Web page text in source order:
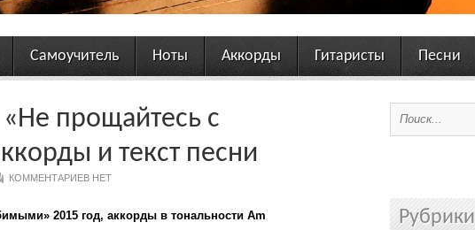
Самоучитель Ноты Аккорды Гитаристы Песни
прощайтесь с
и текст песни
КОММЕНТАРИЕВ НЕТ
2015 год, аккорды в тональности Am Рубрики